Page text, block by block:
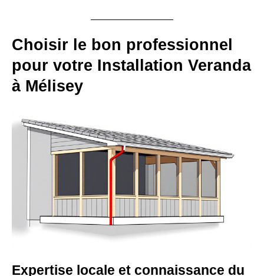
Choisir le bon professionnel
pour votre Installation Veranda
à Mélisey
Expertise locale et connaissance du